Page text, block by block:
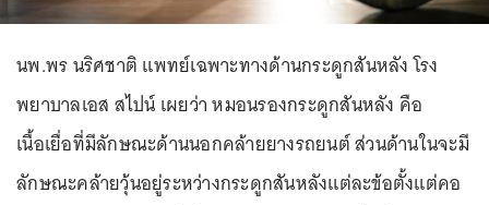
นพ.พร นริศชาติ แพทย์เฉพาะทางด้านกระดูกสันหลัง โรง
พยาบาลเอส สไปน์ เผยว่า หมอนรองกระดูกสันหลัง คือ
เนื้อเยื่อที่มีลักษณะด้านนอกคล้ายยางรถยนต์ ส่วนด้านในจะมี
ลักษณะคล้ายวุ้นอยู่ระหว่างกระดูกสันหลังแต่ละข้อตั้งแต่คอ